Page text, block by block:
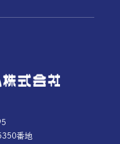
番地